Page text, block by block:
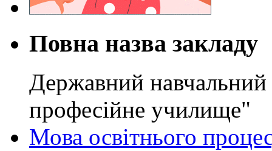
Повна назва закладу
Державний навчальний
професійне училище"
Мова освітнього